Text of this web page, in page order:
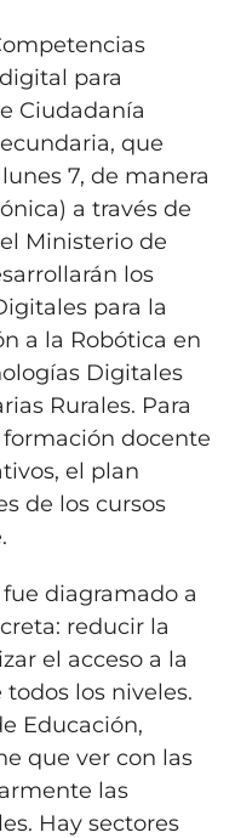
para
Ciudadanía
que
7, de manera
a través de
Ministerio de
los
para la
a la Robótica en
Digitales
Rurales. Para
docente
el plan
de los cursos
diagramado a
reducir la
el acceso a la
los niveles.
Educación,
que ver con las
las
Hay sectores